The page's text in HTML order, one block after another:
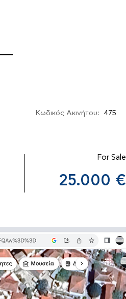
Κωδικός Ακινήτου: 475
For Sale
25.000 €